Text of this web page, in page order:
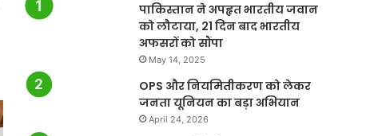
पाकिस्तान ने अपहृत भारतीय जवान
को लौटाया, 21 दिन बाद भारतीय
अफसरों को सौंपा
May 14, 2025
OPS और नियमितीकरण को लेकर
जनता यूनियन का बड़ा अभियान
April 24, 2026